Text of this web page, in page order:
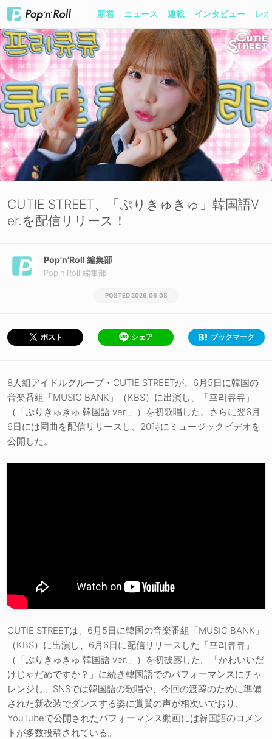
新着 ニュース 連載 インタビュー レ
CUTIE STREET、「ぷりきゅきゅ」韓国語V
er.を配信リリース！
Pop'n'Roll 編集部
Pop'n'Roll 編集部
2026.06.08
ポスト シェア ブックマーク
8人組アイドルグループ・CUTIE STREETが、6月5日に韓国の
音楽番組「MUSIC BANK」（KBS）に出演し、「프리큐큐」
（「ぷりきゅきゅ 韓国語 ver.」）を初歌唱した。さらに翌6月
6日には同曲を配信リリースし、20時にミュージックビデオを
公開した。
CUTIE STREETは、6月5日に韓国の音楽番組「MUSIC BANK」
（KBS）に出演し、6月6日に配信リリースした「프리큐큐」
（「ぷりきゅきゅ 韓国語 ver.」）を初披露した。「かわいいだ
けじゃだめですか？」に続き韓国語でのパフォーマンスにチャ
レンジし、SNSでは韓国語の歌唱や、今回の渡韓のために準備
された新衣装でダンスする姿に賞賛の声が相次いでおり、
YouTubeで公開されたパフォーマンス動画には韓国語のコメン
トが多数投稿されている。